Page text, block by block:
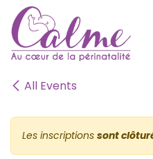
SE RENDRE AU CONTENU
All Events
Les inscriptions sont